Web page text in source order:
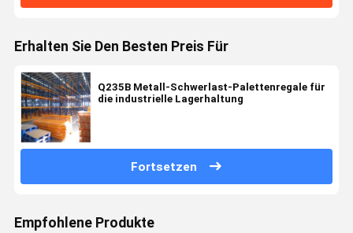
Erhalten Sie Den Besten Preis Für
Q235B Metall-Schwerlast-Palettenregale für
die industrielle Lagerhaltung
Fortsetzen
Empfohlene Produkte